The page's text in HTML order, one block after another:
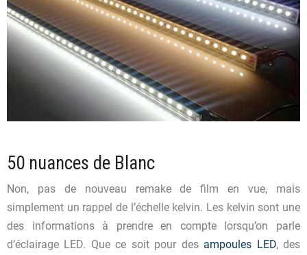
50 nuances de Blanc
Non, pas de nouveau remake de film en vue, mais
simplement un rappel de l’échelle kelvin. Les kelvin sont une
des informations à prendre en compte lorsqu’on parle
d’éclairage LED. Que ce soit pour des ampoules LED, des